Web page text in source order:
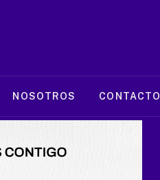
NOSOTROS CONTACTO